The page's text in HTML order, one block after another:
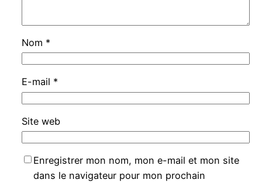
Nom *
E-mail *
Site web
Enregistrer mon nom, mon e-mail et mon site
dans le navigateur pour mon prochain